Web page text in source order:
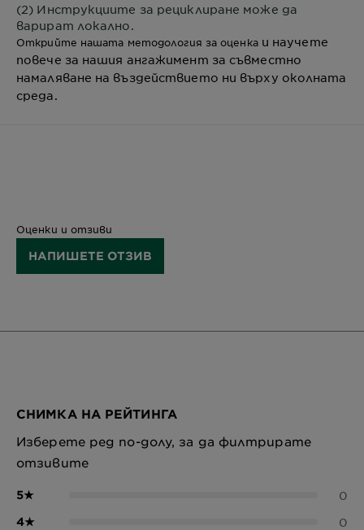
(2) Инструкциите за рециклиране може да
варират локално.
Открийте нашата методология за оценкаи научете
повече за нашия ангажимент за съвместно
намаляване на въздействието ни върху околната
среда.
Оценки и отзиви
НАПИШЕТЕ ОТЗИВ
СНИМКА НА РЕЙТИНГА
Изберете ред по-долу, за да филтрирате
отзивите
5★ 0
4★ 0